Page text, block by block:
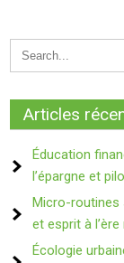
Articles
Éducation
l’épargne et
Micro-routines
et esprit à
Écologie